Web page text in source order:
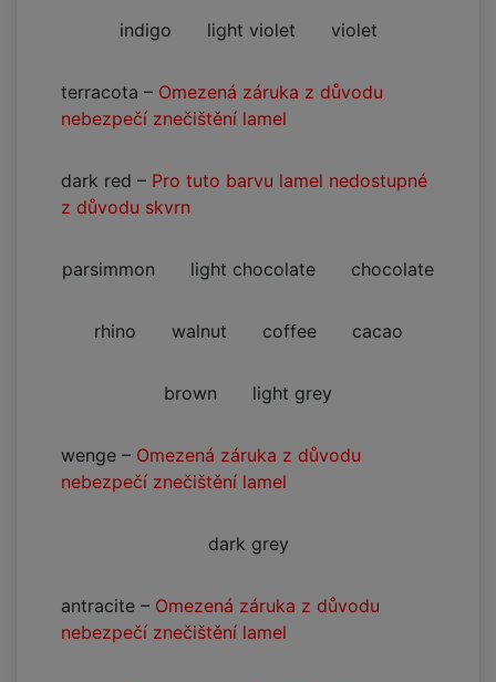
indigo light violet violet
terracota – Omezená záruka z důvodu
nebezpečí znečištění lamel
dark red – Pro tuto barvu lamel nedostupné
z důvodu skvrn
parsimmon light chocolate chocolate
rhino walnut coffee cacao
brown light grey
wenge – Omezená záruka z důvodu
nebezpečí znečištění lamel
dark grey
antracite – Omezená záruka z důvodu
nebezpečí znečištění lamel